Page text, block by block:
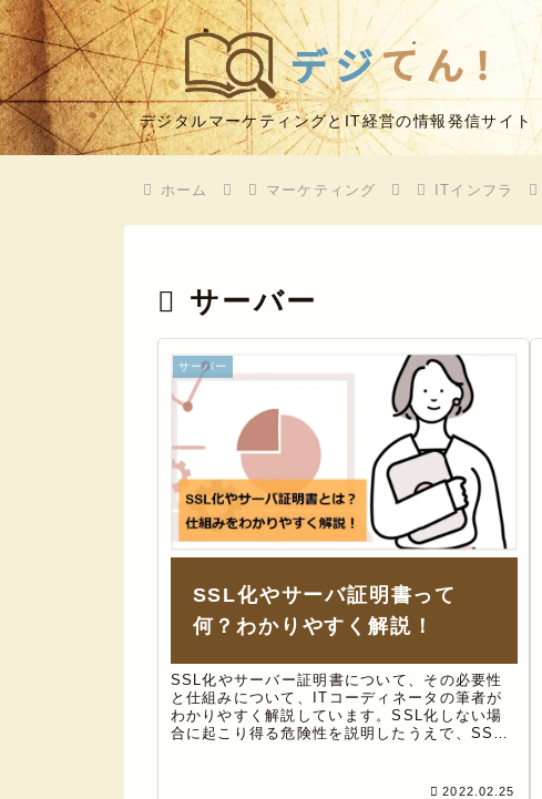
デジタルマーケティングとIT経営の情報発信サイト
ホーム マーケティング ITインフラ
サーバー
サーバー
SSL化やサーバ証明書って
何？わかりやすく解説！
SSL化やサーバー証明書について、その必要性
と仕組みについて、ITコーディネータの筆者が
わかりやすく解説しています。SSL化しない場
合に起こり得る危険性を説明したうえで、SSL
2022.02.25